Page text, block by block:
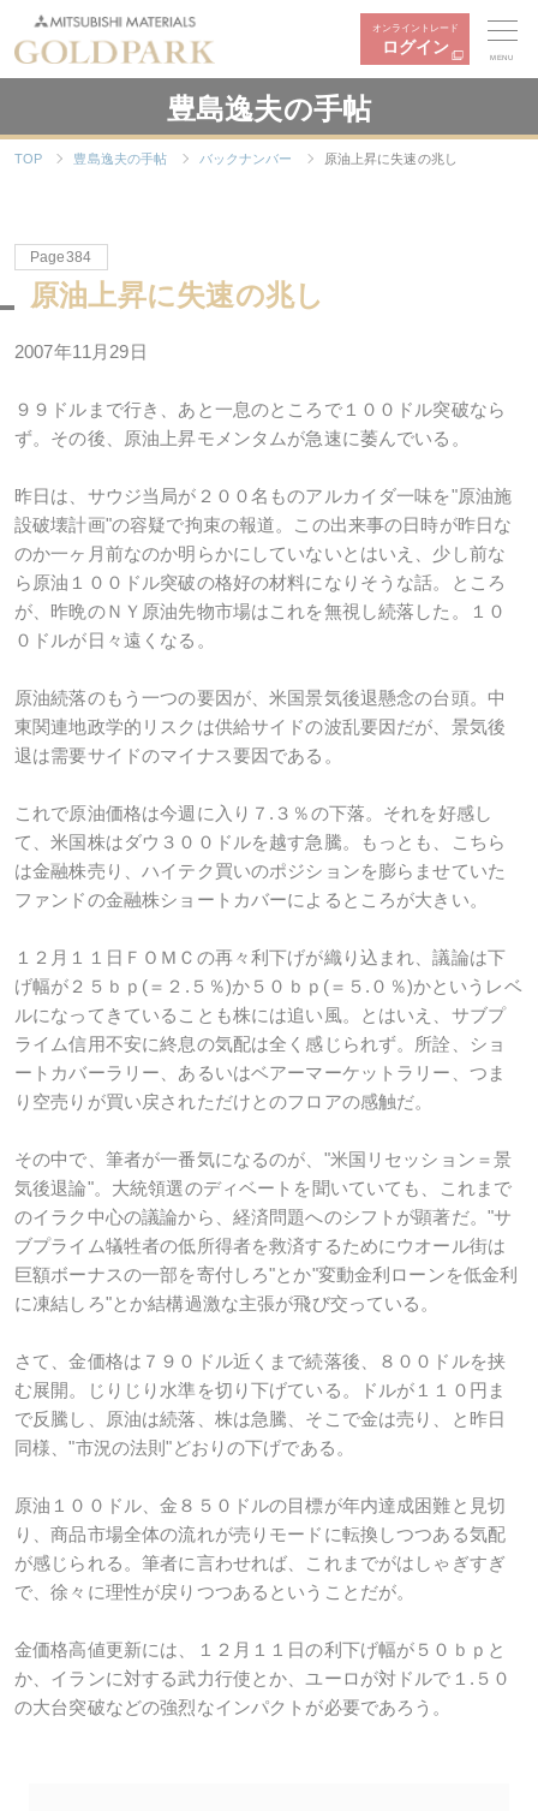
オンライントレード
ログイン
MENU
豊島逸夫の手帖
TOP 豊島逸夫の手帖 バックナンバー 原油上昇に失速の兆し
Page384
原油上昇に失速の兆し
2007年11月29日
９９ドルまで行き、あと一息のところで１００ドル突破なら
ず。その後、原油上昇モメンタムが急速に萎んでいる。
昨日は、サウジ当局が２００名ものアルカイダ一味を"原油施
設破壊計画"の容疑で拘束の報道。この出来事の日時が昨日な
のか一ヶ月前なのか明らかにしていないとはいえ、少し前な
ら原油１００ドル突破の格好の材料になりそうな話。ところ
が、昨晩のＮＹ原油先物市場はこれを無視し続落した。１０
０ドルが日々遠くなる。
原油続落のもう一つの要因が、米国景気後退懸念の台頭。中
東関連地政学的リスクは供給サイドの波乱要因だが、景気後
退は需要サイドのマイナス要因である。
これで原油価格は今週に入り７.３％の下落。それを好感し
て、米国株はダウ３００ドルを越す急騰。もっとも、こちら
は金融株売り、ハイテク買いのポジションを膨らませていた
ファンドの金融株ショートカバーによるところが大きい。
１２月１１日ＦＯＭＣの再々利下げが織り込まれ、議論は下
げ幅が２５ｂｐ(＝２.５％)か５０ｂｐ(＝５.０％)かというレベ
ルになってきていることも株には追い風。とはいえ、サブプ
ライム信用不安に終息の気配は全く感じられず。所詮、ショ
ートカバーラリー、あるいはベアーマーケットラリー、つま
り空売りが買い戻されただけとのフロアの感触だ。
その中で、筆者が一番気になるのが、"米国リセッション＝景
気後退論"。大統領選のディベートを聞いていても、これまで
のイラク中心の議論から、経済問題へのシフトが顕著だ。"サ
ブプライム犠牲者の低所得者を救済するためにウオール街は
巨額ボーナスの一部を寄付しろ"とか"変動金利ローンを低金利
に凍結しろ"とか結構過激な主張が飛び交っている。
さて、金価格は７９０ドル近くまで続落後、８００ドルを挟
む展開。じりじり水準を切り下げている。ドルが１１０円ま
で反騰し、原油は続落、株は急騰、そこで金は売り、と昨日
同様、"市況の法則"どおりの下げである。
原油１００ドル、金８５０ドルの目標が年内達成困難と見切
り、商品市場全体の流れが売りモードに転換しつつある気配
が感じられる。筆者に言わせれば、これまでがはしゃぎすぎ
で、徐々に理性が戻りつつあるということだが。
金価格高値更新には、１２月１１日の利下げ幅が５０ｂｐと
か、イランに対する武力行使とか、ユーロが対ドルで１.５０
の大台突破などの強烈なインパクトが必要であろう。